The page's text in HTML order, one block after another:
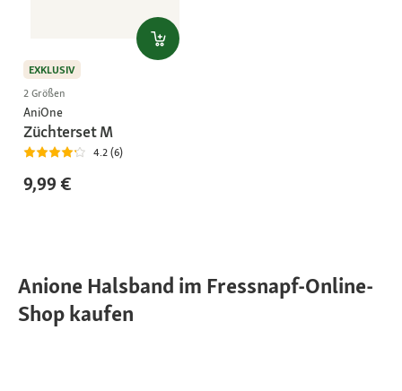
EXKLUSIV
2 Größen
AniOne
Züchterset M
4.2 (6)
9,99 €
Anione Halsband im Fressnapf-Online-
Shop kaufen